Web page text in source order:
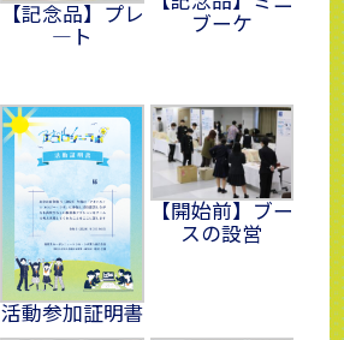
【記念品】プレ
―ト
ブーケ
活動参加証明書
【開始前】ブー
スの設営